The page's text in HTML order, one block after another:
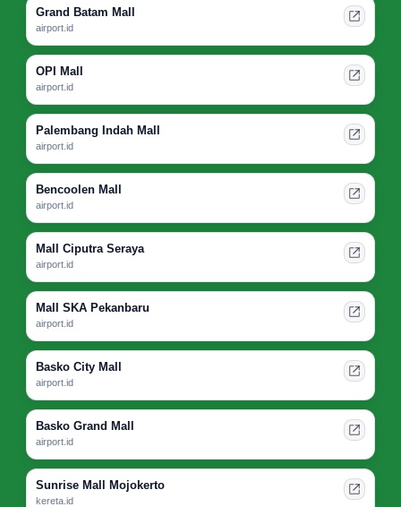
Grand Batam Mall
airport.id
OPI Mall
airport.id
Palembang Indah Mall
airport.id
Bencoolen Mall
airport.id
Mall Ciputra Seraya
airport.id
Mall SKA Pekanbaru
airport.id
Basko City Mall
airport.id
Basko Grand Mall
airport.id
Sunrise Mall Mojokerto
kereta.id